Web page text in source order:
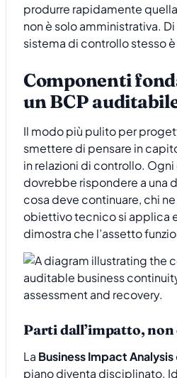
produrre rapidamente
non è solo amministrativa.
sistema di controllo stesso
Componenti
un BCP
Il modo più pulito per
smettere di pensare in
in relazioni di controllo.
dovrebbe rispondere a una
cosa deve continuare, chi
obiettivo tecnico si applica
dimostra che l’assetto
Parti dall’impatto,
La Business Impact Analysis
piano diventa disciplinato.